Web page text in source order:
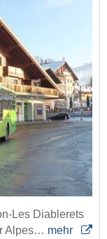
Les Diablerets
Alpes… mehr